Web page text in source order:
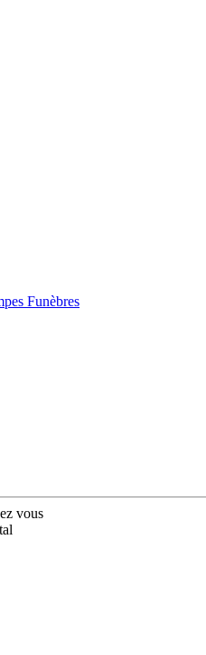
Funèbres
vous